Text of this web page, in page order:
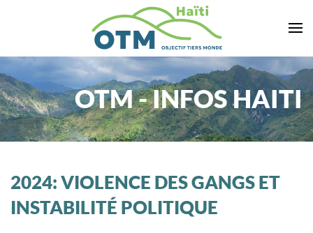
Accéder au contenu principal
OTM - INFOS HAITI
2024: VIOLENCE DES GANGS ET
INSTABILITÉ POLITIQUE